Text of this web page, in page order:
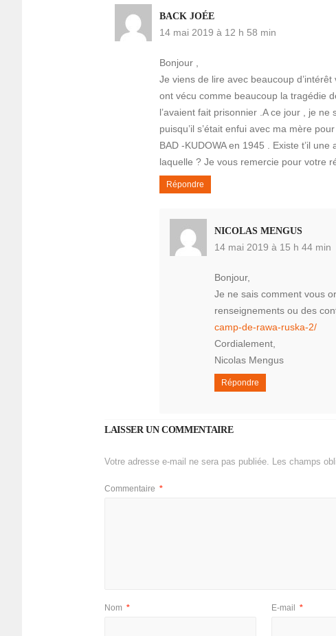
BACK JOÉE
14 mai 2019 à 12 h 58 min
Bonjour ,
Je viens de lire avec beaucoup
ont vécu comme beaucoup la tragédie
l’avaient fait prisonnier .A ce jour , je
puisqu’il s’était enfui avec ma mère
BAD -KUDOWA en 1945 . Existe t’il
laquelle ? Je vous remercie pour votre
Répondre
NICOLAS MENGUS
14 mai 2019 à 15 h 44 min
Bonjour,
Je ne sais comment vous
renseignements ou des
camp-de-rawa-ruska-2/
Cordialement,
Nicolas Mengus
Répondre
LAISSER UN COMMENTAIRE
Votre adresse e-mail ne sera pas publiée. Les champs
Commentaire *
Nom * E-mail *